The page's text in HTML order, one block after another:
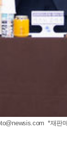
*재판